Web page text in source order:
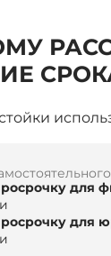
для
для